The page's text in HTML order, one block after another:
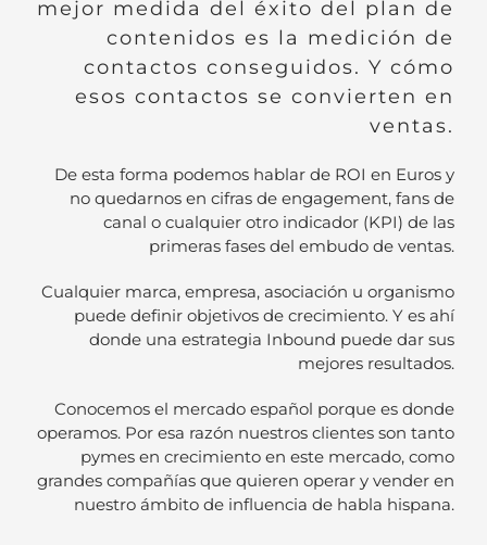
mejor medida del éxito del plan de
contenidos es la medición de
contactos conseguidos. Y cómo
esos contactos se convierten en
ventas.
De esta forma podemos hablar de ROI en Euros y
no quedarnos en cifras de engagement, fans de
canal o cualquier otro indicador (KPI) de las
primeras fases del embudo de ventas.
Cualquier marca, empresa, asociación u organismo
puede definir objetivos de crecimiento. Y es ahí
donde una estrategia Inbound puede dar sus
mejores resultados.
Conocemos el mercado español porque es donde
operamos. Por esa razón nuestros clientes son tanto
pymes en crecimiento en este mercado, como
grandes compañías que quieren operar y vender en
nuestro ámbito de influencia de habla hispana.